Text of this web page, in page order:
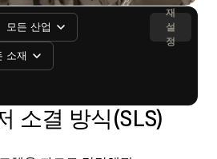
모든 산업
소재
재
설
정
소결 방식(SLS)